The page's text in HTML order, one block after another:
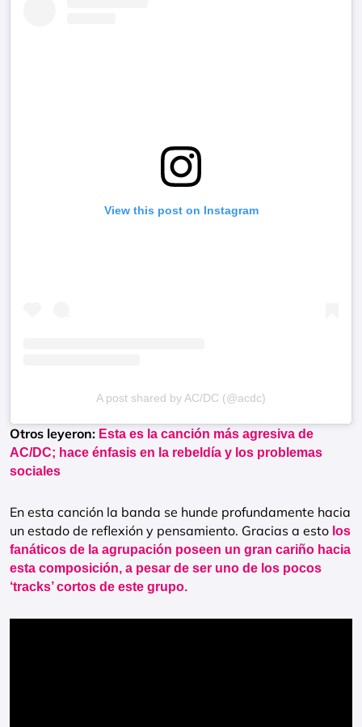
View this post on Instagram
A post shared by AC/DC (@acdc)
Otros leyeron: Esta es la canción más agresiva de
AC/DC; hace énfasis en la rebeldía y los problemas
sociales
En esta canción la banda se hunde profundamente hacia
un estado de reflexión y pensamiento. Gracias a esto los
fanáticos de la agrupación poseen un gran cariño hacia
esta composición, a pesar de ser uno de los pocos
‘tracks’ cortos de este grupo.